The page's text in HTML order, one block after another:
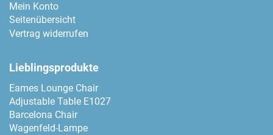
Mein Konto
Seitenübersicht
Vertrag widerrufen
Lieblingsprodukte
Eames Lounge Chair
Adjustable Table E1027
Barcelona Chair
Wagenfeld-Lampe